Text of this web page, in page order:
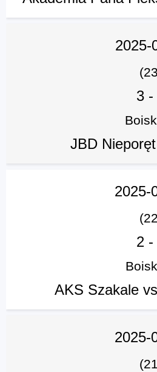
2025-
3-
JBD
2025-
2-
AKS Szakale
2025-